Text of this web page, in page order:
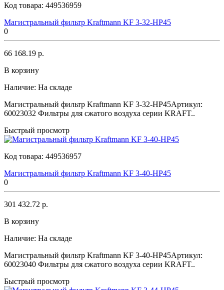
Код товара: 449536959
Магистральный фильтр Kraftmann KF 3-32-HP45
0
66 168.19 р.
В корзину
Наличие: На складе
Магистральный фильтр Kraftmann KF 3-32-HP45Артикул:
60023032 Фильтры для сжатого воздуха серии KRAFT..
Быстрый просмотр
Код товара: 449536957
Магистральный фильтр Kraftmann KF 3-40-HP45
0
301 432.72 р.
В корзину
Наличие: На складе
Магистральный фильтр Kraftmann KF 3-40-HP45Артикул:
60023040 Фильтры для сжатого воздуха серии KRAFT..
Быстрый просмотр